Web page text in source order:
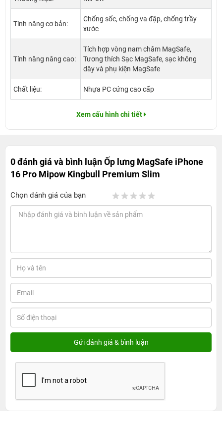
Tính năng cơ bản:
Chống sốc, chống va đập, chống trầy
xước
Tính năng nâng cao:
Tích hợp vòng nam châm MagSafe,
Tương thích Sạc MagSafe, sạc không
dây và phụ kiện MagSafe
Chất liệu: Nhựa PC cứng cao cấp
Xem cấu hình chi tiết
0 đánh giá và bình luậnỐp lưng MagSafe iPhone
16 Pro Mipow Kingbull Premium Slim
Chọn đánh giá của bạn